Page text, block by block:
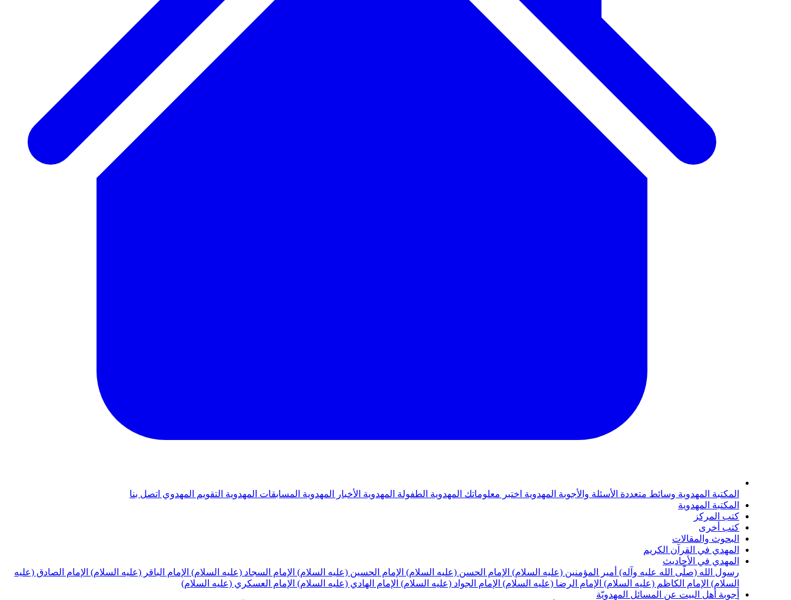
المكتبة المهدوية وسائط متعددة الأسئلة والأجوبة المهدوية اختبر معلوماتك المهدوية الطفولة المهدوية الأخبار المهدوية المسابقات المهدوية التقويم المهدوي اتصل بنا
المكتبة المهدوية
كتب المركز
كتب أخرى
البحوث والمقالات
المهدي في القرآن الكريم
المهدي في الأحاديث
رسول الله (صلّى الله عليه وآله) أمير المؤمنين (عليه السلام) الإمام الحسن (عليه السلام) الإمام الحسين (عليه السلام) الإمام السجاد (عليه السلام) الإمام الباقر (عليه السلام) الإمام الصادق (عليه
السلام) الإمام الكاظم (عليه السلام) الإمام الرضا (عليه السلام) الإمام الجواد (عليه السلام) الإمام الهادي (عليه السلام) الإمام العسكري (عليه السلام)
أجوبة أهل البيت عن المسائل المهدويّة